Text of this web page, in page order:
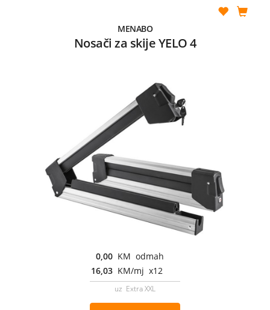
MENABO
Nosači za skije YELO 4
0,00 KM odmah
16,03 KM/mj x12
uz Extra XXL